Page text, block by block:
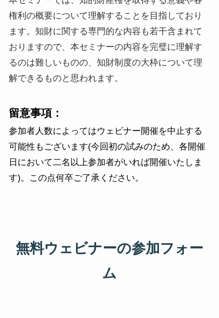
権利の概要について理解することを目指しており
ます。知財に関する専門的な内容も若干含まれて
おりますので、本セミナーの内容を完璧に理解す
るのは難しいものの、知財制度の大枠について理
解できるものと思われます。
留意事項：
参加者人数によってはウェビナー開催を中止する
可能性もございます(今回初の試みのため、各開催
日において二名以上参加者がいれば開催いたしま
す)。この点何卒ご了承ください。
無料ウェビナーの参加フォー
ム